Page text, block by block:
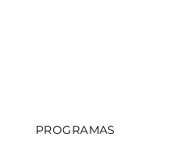
PROGRAMAS